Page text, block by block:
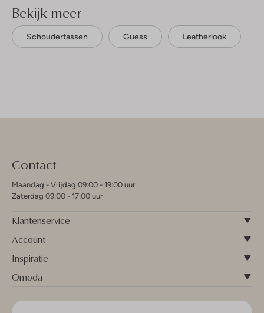
Bekijk meer
Schoudertassen Guess Leatherlook
Contact
Maandag - Vrijdag 09:00 - 19:00 uur
Zaterdag 09:00 - 17:00 uur
Klantenservice
Account
Inspiratie
Omoda